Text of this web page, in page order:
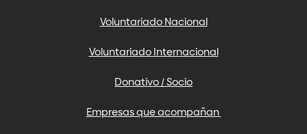
Voluntariado Nacional
Voluntariado Internacional
Donativo / Socio
Empresas que acompañan